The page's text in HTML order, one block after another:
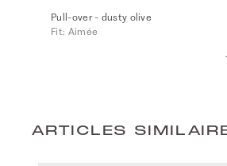
Pull-over - dusty olive
Fit: Aimée
ARTICLES